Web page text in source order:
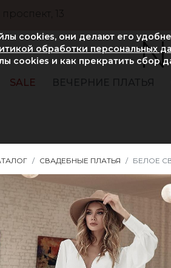
13
SALE ВЕЧЕРНИЕ ПЛАТЬЯ
СВАДЕБНЫЕ ПЛАТЬЯ БЕЛОЕ
cookies, они делают его
обработки персональных
сookies и как прекратить сбор